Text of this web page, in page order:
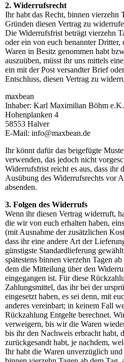
2. Widerrufsrecht
Ihr habt das Recht, binnen vierzehn
Gründen diesen Vertrag zu
Die Widerrufsfrist beträgt vierzehn
oder ein von euch benannter
Waren in Besitz genommen habt
auszuüben, müsst ihr uns mittels
ein mit der Post versandter Brief
Entschluss, diesen Vertrag zu
maxbean
Inhaber: Karl Maximilian Böhm e.K.
Hohenplanken 4
58553 Halver
E-Mail: info@maxbean.de
Ihr könnt dafür das beigefügte
verwenden, das jedoch nicht
Widerrufsfrist reicht es aus, dass ihr
Ausübung des Widerrufsrechts vor
absenden.
3. Folgen des Widerrufs
Wenn ihr diesen Vertrag widerruft,
die wir von euch erhalten haben,
(mit Ausnahme der zusätzlichen
dass ihr eine andere Art der
günstigste Standardlieferung
spätestens binnen vierzehn Tagen
dem die Mitteilung über den
eingegangen ist. Für diese
Zahlungsmittel, das ihr bei der
eingesetzt haben, es sei denn, mit
anderes vereinbart; in keinem Fall
Rückzahlung Entgelte berechnet.
verweigern, bis wir die Waren
bis ihr den Nachweis erbracht habt,
zurückgesandt habt, je nachdem,
Ihr habt die Waren unverzüglich und